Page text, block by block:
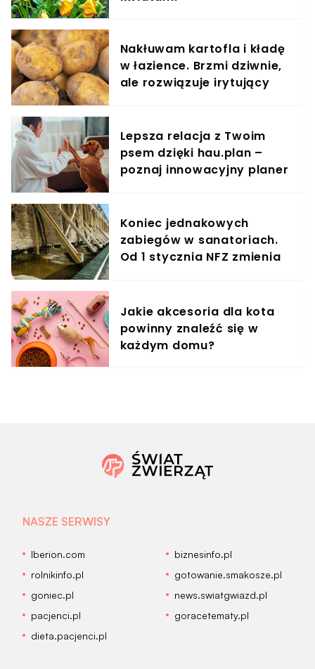
Nakłuwam kartofla i kładę
w łazience. Brzmi dziwnie,
ale rozwiązuje irytujący
Lepsza relacja z Twoim
psem dzięki hau.plan –
poznaj innowacyjny planer
Koniec jednakowych
zabiegów w sanatoriach.
Od 1 stycznia NFZ zmienia
Jakie akcesoria dla kota
powinny znaleźć się w
każdym domu?
NASZE SERWISY
Iberion.com
biznesinfo.pl
rolnikinfo.pl
gotowanie.smakosze.pl
goniec.pl
news.swiatgwiazd.pl
pacjenci.pl
goracetematy.pl
dieta.pacjenci.pl